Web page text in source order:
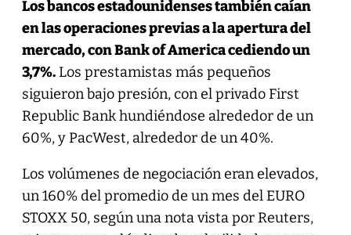
Los bancos estadounidenses también caían
en las operaciones previas a la apertura del
mercado, con Bank of America cediendo un
3,7%.Los prestamistas más pequeños
siguieron bajo presión, con el privado First
Republic Bank hundiéndose alrededor de un
60%, y PacWest, alrededor de un 40%.
Los volúmenes de negociación eran elevados,
un 160% del promedio de un mes del EURO
STOXX 50, según una nota vista por Reuters,